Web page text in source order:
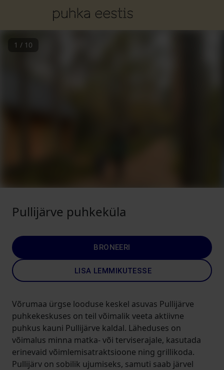
1 / 10
Pullijärve puhkeküla
BRONEERI
LISA LEMMIKUTESSE
Võrumaa ürgse looduse keskel asuvas Pullijärve
puhkekeskuses on teil võimalik veeta aktiivne
puhkus kauni Pullijärve kaldal. Läheduses on
võimalus minna matka- või terviserajale, kasutada
erinevaid võimlemisatraktsioone ning grillikoda.
Pullijärv on sobilik ujumiseks, samuti saab järvel